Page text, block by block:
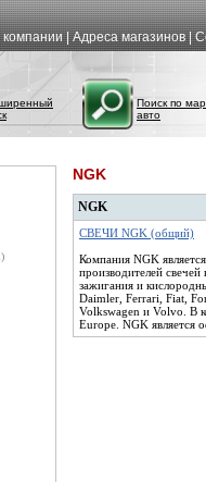
|Адреса магазинов|
Поиск по
авто
NGK
NGK
СВЕЧИ NGK (общий)
Компания NGK
производителей
зажигания и
Daimler, Ferrari, Fiat,
Volkswagen и Volvo. В
Europe. NGK является